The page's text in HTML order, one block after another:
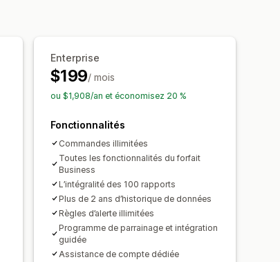
Enterprise
$199/ mois
ou $1,908/an et économisez 20 %
Fonctionnalités
Commandes illimitées
Toutes les fonctionnalités du forfait
Business
L’intégralité des 100 rapports
Plus de 2 ans d’historique de données
Règles d’alerte illimitées
Programme de parrainage et intégration
guidée
Assistance de compte dédiée